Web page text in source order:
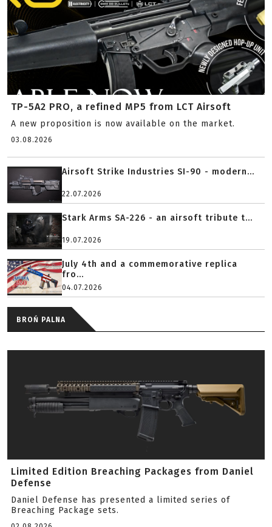
TP-5A2 PRO, a refined MP5 from LCT Airsoft
A new proposition is now available on the market.
03.08.2026
Airsoft Strike Industries SI-90 - modern...
22.07.2026
Stark Arms SA-226 - an airsoft tribute t...
19.07.2026
July 4th and a commemorative replica
fro...
04.07.2026
BROŃ PALNA
Limited Edition Breaching Packages from Daniel
Defense
Daniel Defense has presented a limited series of
Breaching Package sets.